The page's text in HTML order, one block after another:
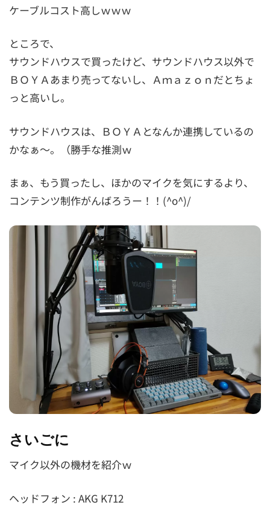
ケーブルコスト高しｗｗｗ
ところで、
サウンドハウスで買ったけど、サウンドハウス以外で
ＢＯＹＡあまり売ってないし、Ａｍａｚｏｎだとちょ
っと高いし。
サウンドハウスは、ＢＯＹＡとなんか連携しているの
かなぁ～。（勝手な推測ｗ
まぁ、もう買ったし、ほかのマイクを気にするより、
コンテンツ制作がんばろうー！！(^o^)/
さいごに
マイク以外の機材を紹介ｗ
ヘッドフォン : AKG K712